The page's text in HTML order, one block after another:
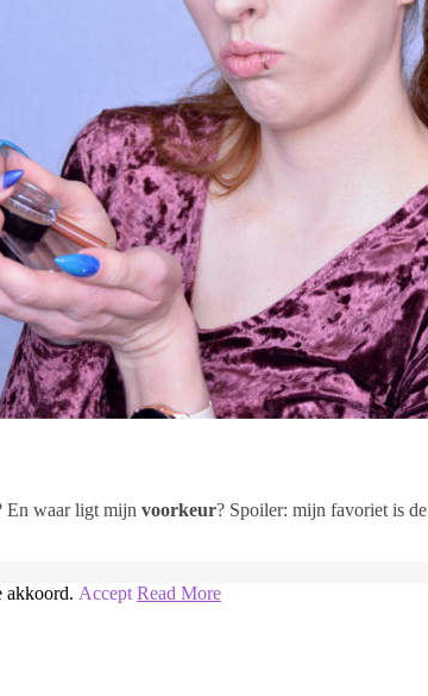
En waar ligt mijn voorkeur? Spoiler: mijn favoriet is de
akkoord. Accept Read More